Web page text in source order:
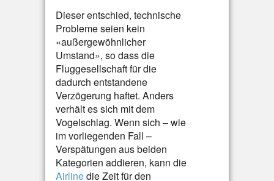
Dieser entschied, technische
Probleme seien kein
«außergewöhnlicher
Umstand», so dass die
Fluggesellschaft für die
dadurch entstandene
Verzögerung haftet. Anders
verhält es sich mit dem
Vogelschlag. Wenn sich – wie
im vorliegenden Fall –
Verspätungen aus beiden
Kategorien addieren, kann die
Airlinedie Zeit für den